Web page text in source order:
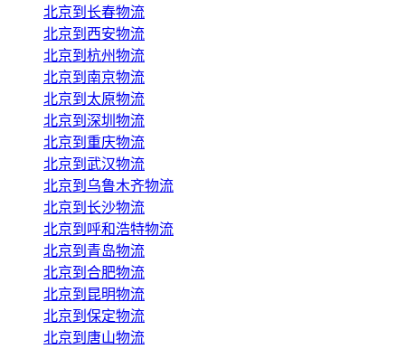
北京到长春物流
北京到西安物流
北京到杭州物流
北京到南京物流
北京到太原物流
北京到深圳物流
北京到重庆物流
北京到武汉物流
北京到乌鲁木齐物流
北京到长沙物流
北京到呼和浩特物流
北京到青岛物流
北京到合肥物流
北京到昆明物流
北京到保定物流
北京到唐山物流